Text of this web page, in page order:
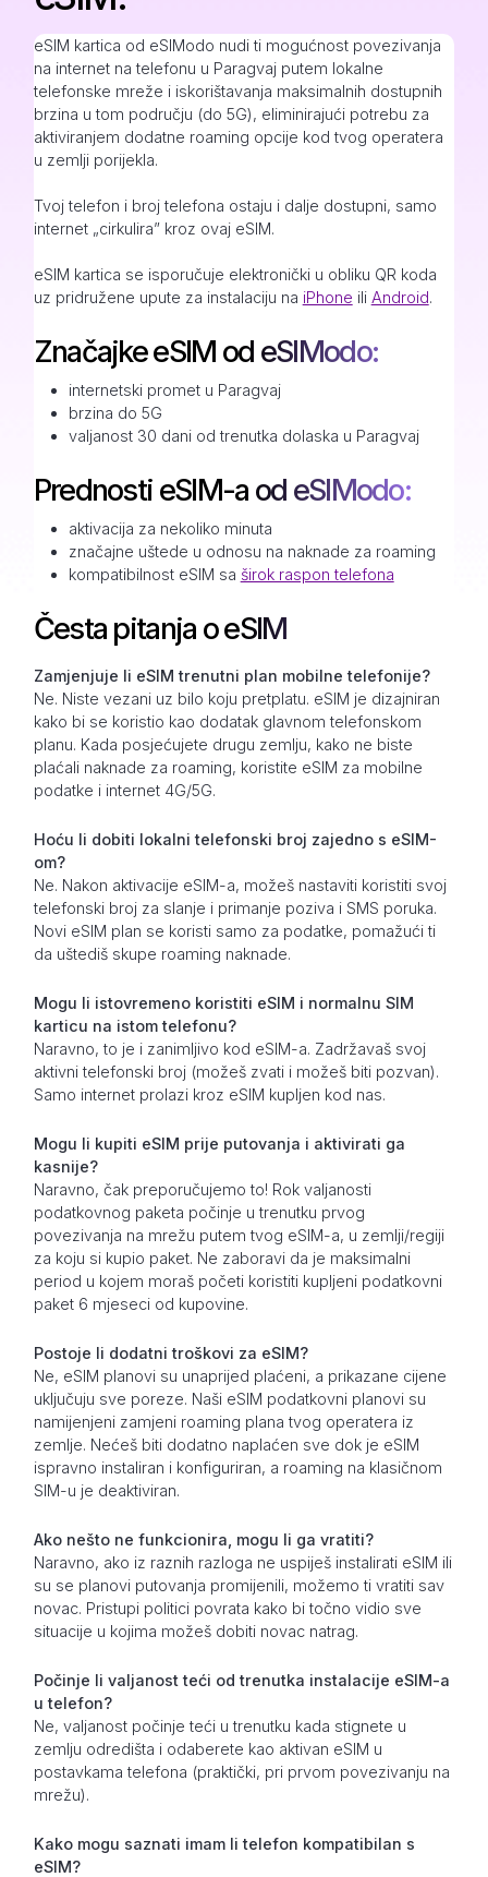
eSIM kartica od eSIModo nudi ti mogućnost povezivanja
na internet na telefonu u Paragvaj putem lokalne
telefonske mreže i iskorištavanja maksimalnih dostupnih
brzina u tom području (do 5G), eliminirajući potrebu za
aktiviranjem dodatne roaming opcije kod tvog operatera
u zemlji porijekla.
Tvoj telefon i broj telefona ostaju i dalje dostupni, samo
internet „cirkulira” kroz ovaj eSIM.
eSIM kartica se isporučuje elektronički u obliku QR koda
uz pridružene upute za instalaciju na iPhone ili Android.
Značajke eSIM od eSIModo:
internetski promet u Paragvaj
brzina do 5G
valjanost 30 dani od trenutka dolaska u Paragvaj
Prednosti eSIM-a od eSIModo:
aktivacija za nekoliko minuta
značajne uštede u odnosu na naknade za roaming
kompatibilnost eSIM sa širok raspon telefona
Česta pitanja o eSIM
Zamjenjuje li eSIM trenutni plan mobilne telefonije?
Ne. Niste vezani uz bilo koju pretplatu. eSIM je dizajniran
kako bi se koristio kao dodatak glavnom telefonskom
planu. Kada posjećujete drugu zemlju, kako ne biste
plaćali naknade za roaming, koristite eSIM za mobilne
podatke i internet 4G/5G.
Hoću li dobiti lokalni telefonski broj zajedno s eSIM-
om?
Ne. Nakon aktivacije eSIM-a, možeš nastaviti koristiti svoj
telefonski broj za slanje i primanje poziva i SMS poruka.
Novi eSIM plan se koristi samo za podatke, pomažući ti
da uštediš skupe roaming naknade.
Mogu li istovremeno koristiti eSIM i normalnu SIM
karticu na istom telefonu?
Naravno, to je i zanimljivo kod eSIM-a. Zadržavaš svoj
aktivni telefonski broj (možeš zvati i možeš biti pozvan).
Samo internet prolazi kroz eSIM kupljen kod nas.
Mogu li kupiti eSIM prije putovanja i aktivirati ga
kasnije?
Naravno, čak preporučujemo to! Rok valjanosti
podatkovnog paketa počinje u trenutku prvog
povezivanja na mrežu putem tvog eSIM-a, u zemlji/regiji
za koju si kupio paket. Ne zaboravi da je maksimalni
period u kojem moraš početi koristiti kupljeni podatkovni
paket 6 mjeseci od kupovine.
Postoje li dodatni troškovi za eSIM?
Ne, eSIM planovi su unaprijed plaćeni, a prikazane cijene
uključuju sve poreze. Naši eSIM podatkovni planovi su
namijenjeni zamjeni roaming plana tvog operatera iz
zemlje. Nećeš biti dodatno naplaćen sve dok je eSIM
ispravno instaliran i konfiguriran, a roaming na klasičnom
SIM-u je deaktiviran.
Ako nešto ne funkcionira, mogu li ga vratiti?
Naravno, ako iz raznih razloga ne uspiješ instalirati eSIM ili
su se planovi putovanja promijenili, možemo ti vratiti sav
novac. Pristupi politici povrata kako bi točno vidio sve
situacije u kojima možeš dobiti novac natrag.
Počinje li valjanost teći od trenutka instalacije eSIM-a
u telefon?
Ne, valjanost počinje teći u trenutku kada stignete u
zemlju odredišta i odaberete kao aktivan eSIM u
postavkama telefona (praktički, pri prvom povezivanju na
mrežu).
Kako mogu saznati imam li telefon kompatibilan s
eSIM?